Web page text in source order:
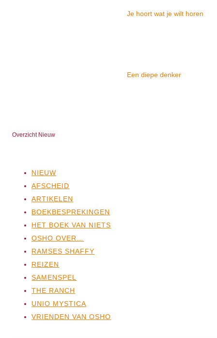
Je hoort wat je wilt horen
Een diepe denker
Overzicht Nieuw
NIEUW
AFSCHEID
ARTIKELEN
BOEKBESPREKINGEN
HET BOEK VAN NIETS
OSHO OVER…
RAMSES SHAFFY
REIZEN
SAMENSPEL
THE RANCH
UNIO MYSTICA
VRIENDEN VAN OSHO